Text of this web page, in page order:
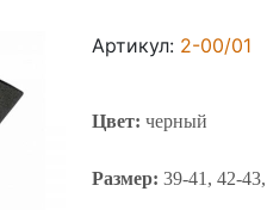
Артикул: 2-00/01
Цвет: черный
Размер:39-41, 42-